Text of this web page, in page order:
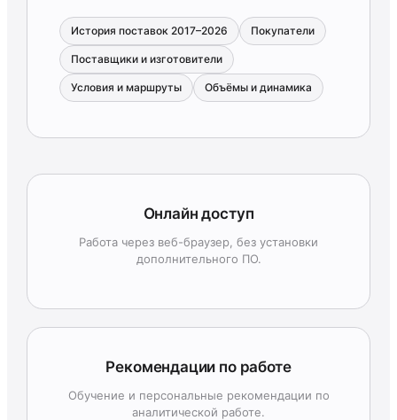
История поставок 2017–2026 Покупатели
Поставщики и изготовители
Условия и маршруты Объёмы и динамика
Онлайн доступ
Работа через веб-браузер, без установки
дополнительного ПО.
Рекомендации по работе
Обучение и персональные рекомендации по
аналитической работе.